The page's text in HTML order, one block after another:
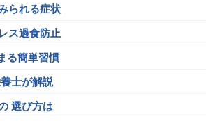
られる症状
ス過食防止
る簡単習慣
士が解説
選び方は